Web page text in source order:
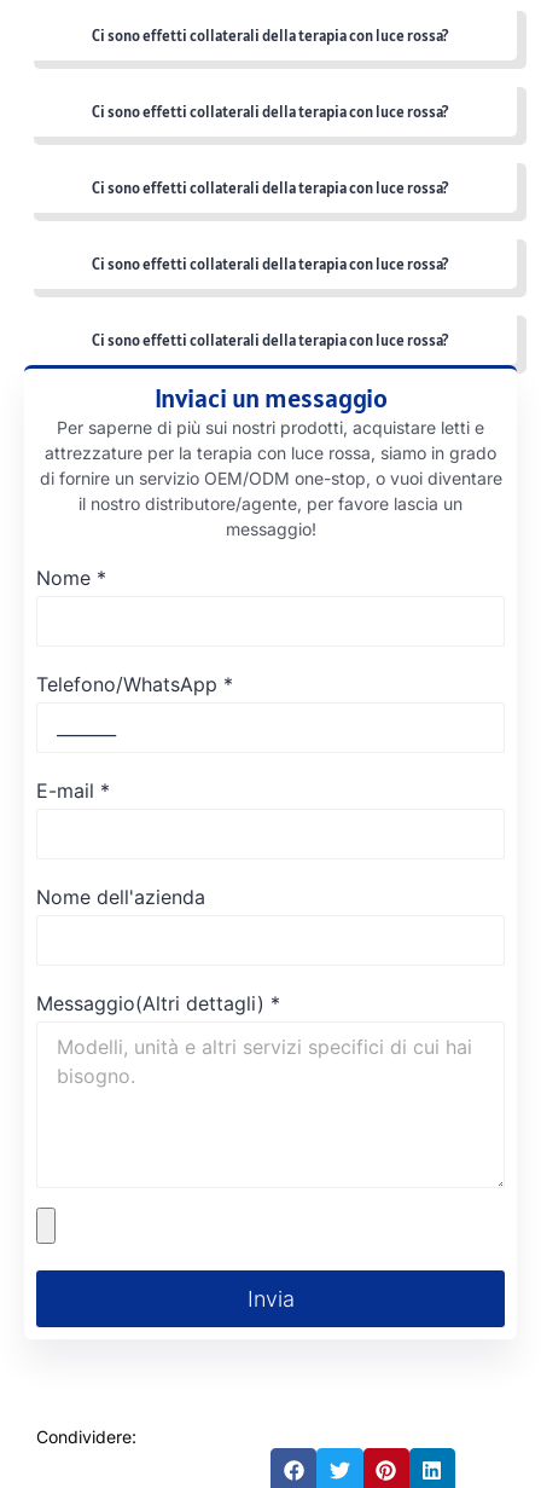
Ci sono effetti collaterali della terapia con luce rossa?
Ci sono effetti collaterali della terapia con luce rossa?
Ci sono effetti collaterali della terapia con luce rossa?
Ci sono effetti collaterali della terapia con luce rossa?
Ci sono effetti collaterali della terapia con luce rossa?
Inviaci un messaggio
Per saperne di più sui nostri prodotti, acquistare letti e
attrezzature per la terapia con luce rossa, siamo in grado
di fornire un servizio OEM/ODM one-stop, o vuoi diventare
il nostro distributore/agente, per favore lascia un
messaggio!
Nome *
Telefono/WhatsApp *
E-mail *
Nome dell'azienda
Messaggio(Altri dettagli) *
Invia
Condividere: